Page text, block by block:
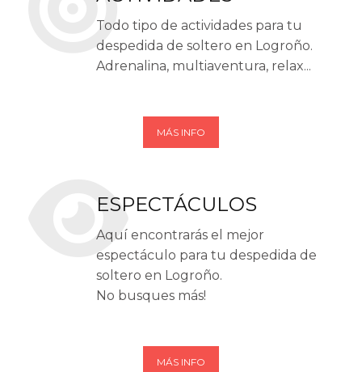
Todo tipo de actividades para tu
despedida de soltero en Logroño.
Adrenalina, multiaventura, relax...
MÁS INFO
ESPECTÁCULOS
Aquí encontrarás el mejor
espectáculo para tu despedida de
soltero en Logroño.
No busques más!
MÁS INFO